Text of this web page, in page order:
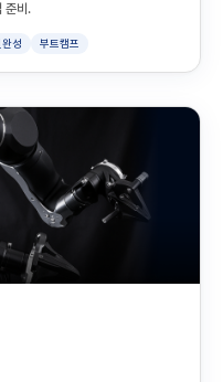
준비.
성 부트캠프